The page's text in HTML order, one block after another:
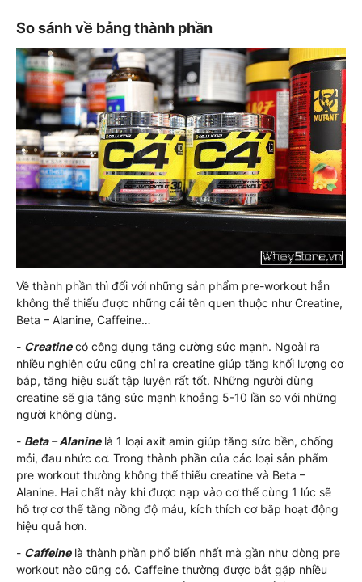
So sánh về bảng thành phần
Về thành phần thì đối với những sản phẩm pre-workout hẳn
không thể thiếu được những cái tên quen thuộc như Creatine,
Beta – Alanine, Caffeine…
- Creatinecó công dụng tăng cường sức mạnh. Ngoài ra
nhiều nghiên cứu cũng chỉ ra creatine giúp tăng khối lượng cơ
bắp, tăng hiệu suất tập luyện rất tốt. Những người dùng
creatine sẽ gia tăng sức mạnh khoảng 5-10 lần so với những
người không dùng.
- Beta – Alaninelà 1 loại axit amin giúp tăng sức bền, chống
mỏi, đau nhức cơ. Trong thành phần của các loại sản phẩm
pre workout thường không thể thiếu creatine và Beta –
Alanine. Hai chất này khi được nạp vào cơ thể cùng 1 lúc sẽ
hỗ trợ cơ thể tăng nồng độ máu, kích thích cơ bắp hoạt động
hiệu quả hơn.
- Caffeinelà thành phần phổ biến nhất mà gần như dòng pre
workout nào cũng có. Caffeine thường được bắt gặp nhiều